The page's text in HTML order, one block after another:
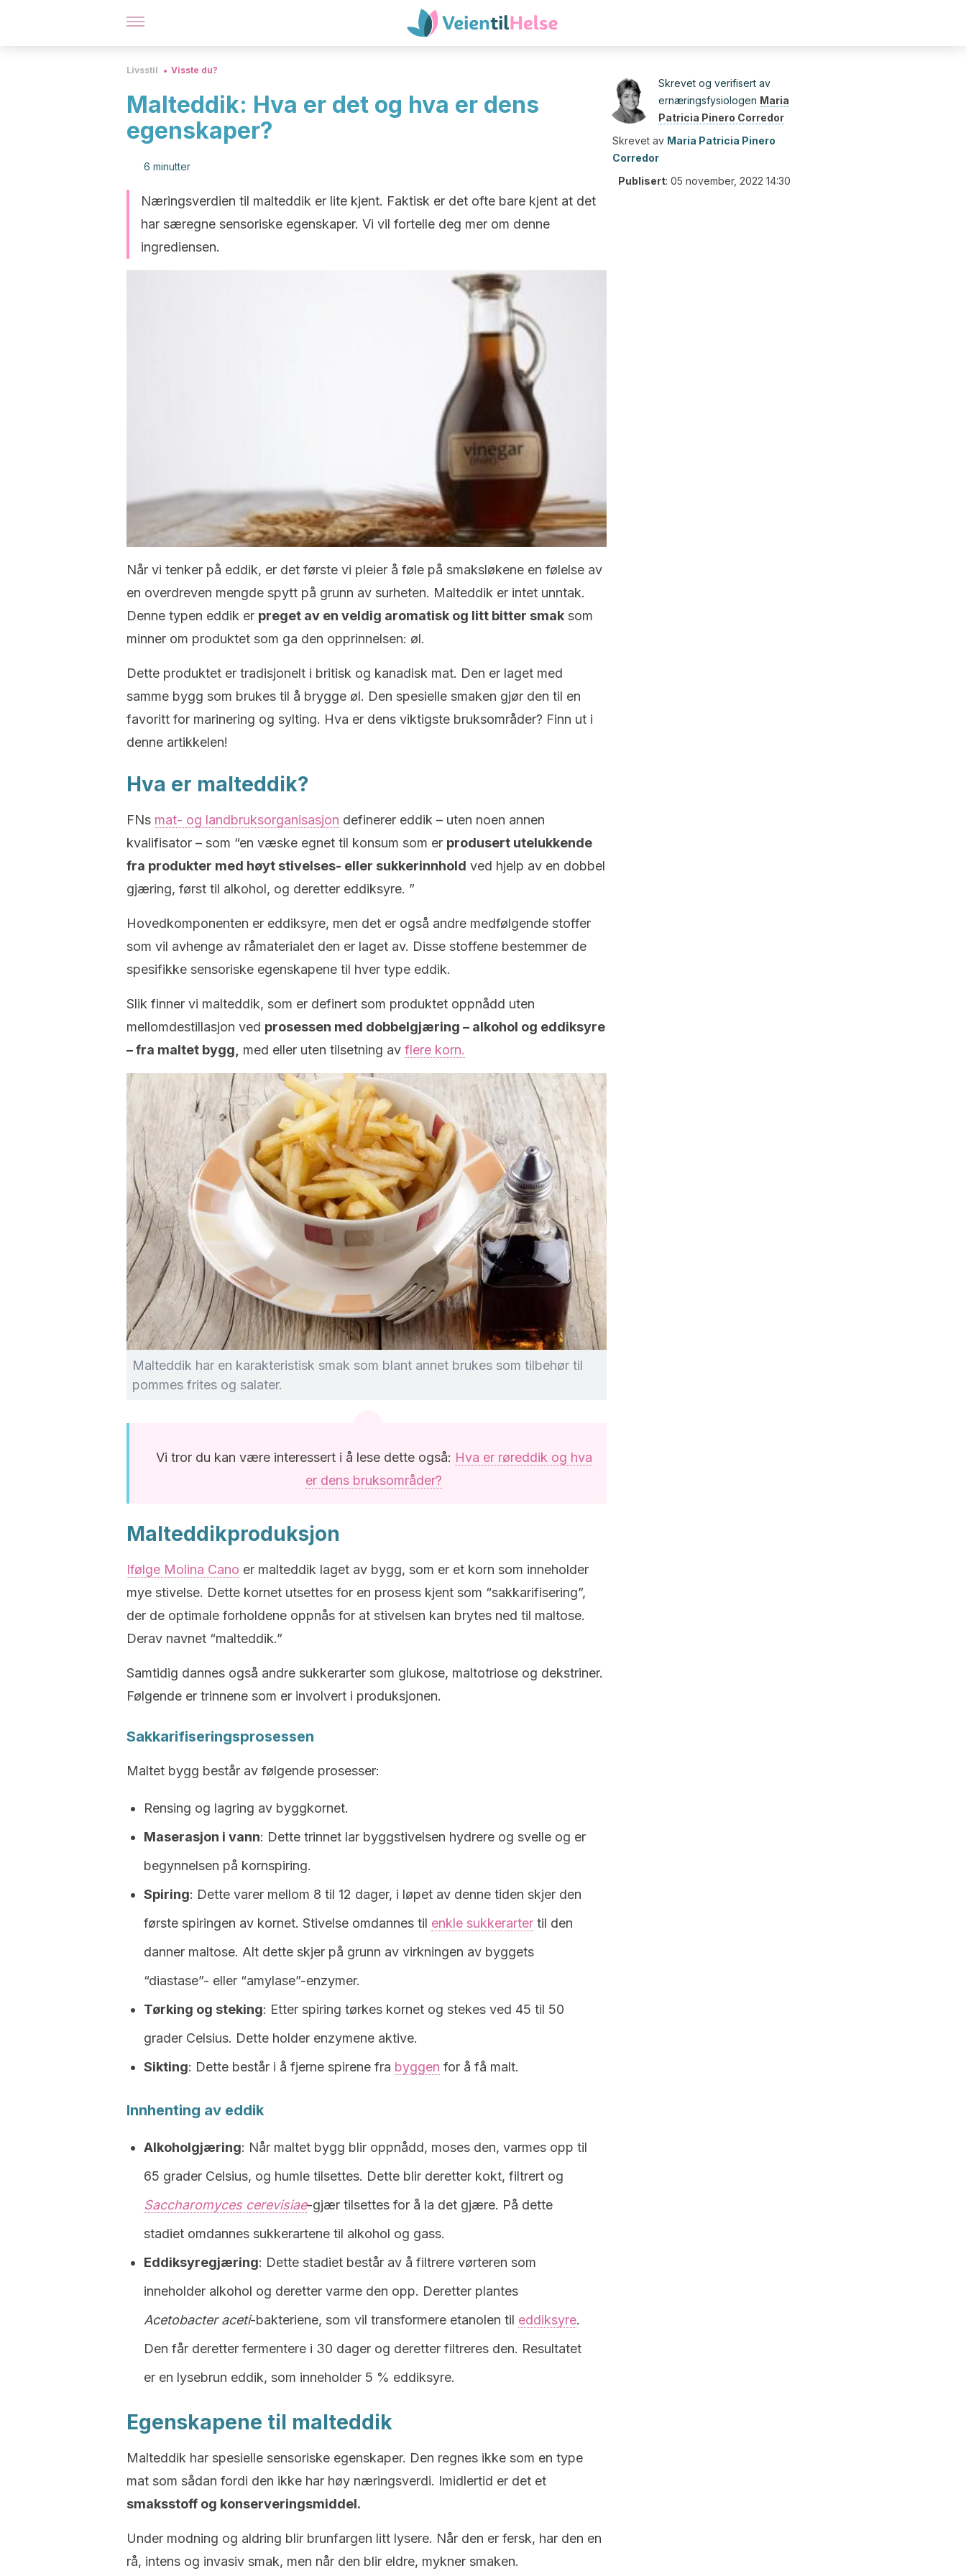
Livsstil Visste du?
Malteddik: Hva er det og hva er dens
egenskaper?
6 minutter
Næringsverdien til malteddik er lite kjent. Faktisk er det ofte bare kjent at det
har særegne sensoriske egenskaper. Vi vil fortelle deg mer om denne
ingrediensen.
Når vi tenker på eddik, er det første vi pleier å føle på smaksløkene en følelse av
en overdreven mengde spytt på grunn av surheten. Malteddik er intet unntak.
Denne typen eddik er preget av en veldig aromatisk og litt bitter smak som
minner om produktet som ga den opprinnelsen: øl.
Dette produktet er tradisjonelt i britisk og kanadisk mat. Den er laget med
samme bygg som brukes til å brygge øl. Den spesielle smaken gjør den til en
favoritt for marinering og sylting. Hva er dens viktigste bruksområder? Finn ut i
denne artikkelen!
Hva er malteddik?
FNs mat- og landbruksorganisasjon definerer eddik – uten noen annen
kvalifisator – som “en væske egnet til konsum som er produsert utelukkende
fra produkter med høyt stivelses- eller sukkerinnhold ved hjelp av en dobbel
gjæring, først til alkohol, og deretter eddiksyre. ”
Hovedkomponenten er eddiksyre, men det er også andre medfølgende stoffer
som vil avhenge av råmaterialet den er laget av. Disse stoffene bestemmer de
spesifikke sensoriske egenskapene til hver type eddik.
Slik finner vi malteddik, som er definert som produktet oppnådd uten
mellomdestillasjon ved prosessen med dobbelgjæring – alkohol og eddiksyre
– fra maltet bygg,
med eller uten tilsetning av flere korn.
Malteddik har en karakteristisk smak som blant annet brukes som tilbehør til
pommes frites og salater.
Vi tror du kan være interessert i å lese dette også: Hva er røreddik og hva
er dens bruksområder?
Malteddikproduksjon
Ifølge Molina Cano er malteddik laget av bygg, som er et korn som inneholder
mye stivelse. Dette kornet utsettes for en prosess kjent som “sakkarifisering”,
der de optimale forholdene oppnås for at stivelsen kan brytes ned til maltose.
Derav navnet “malteddik.”
Samtidig dannes også andre sukkerarter som glukose, maltotriose og dekstriner.
Følgende er trinnene som er involvert i produksjonen.
Sakkarifiseringsprosessen
Maltet bygg består av følgende prosesser:
Rensing og lagring av byggkornet.
Maserasjon i vann: Dette trinnet lar byggstivelsen hydrere og svelle og er
begynnelsen på kornspiring.
Spiring: Dette varer mellom 8 til 12 dager, i løpet av denne tiden skjer den
første spiringen av kornet. Stivelse omdannes til enkle sukkerarter til den
danner maltose. Alt dette skjer på grunn av virkningen av byggets
“diastase”- eller “amylase”-enzymer.
Tørking og steking: Etter spiring tørkes kornet og stekes ved 45 til 50
grader Celsius. Dette holder enzymene aktive.
Sikting: Dette består i å fjerne spirene fra byggen for å få malt.
Innhenting av eddik
Alkoholgjæring: Når maltet bygg blir oppnådd, moses den, varmes opp til
65 grader Celsius, og humle tilsettes. Dette blir deretter kokt, filtrert og
Saccharomyces cerevisiae-gjær tilsettes for å la det gjære. På dette
stadiet omdannes sukkerartene til alkohol og gass.
Eddiksyregjæring: Dette stadiet består av å filtrere vørteren som
inneholder alkohol og deretter varme den opp. Deretter plantes
Acetobacter aceti-bakteriene, som vil transformere etanolen til eddiksyre.
Den får deretter fermentere i 30 dager og deretter filtreres den. Resultatet
er en lysebrun eddik, som inneholder 5 % eddiksyre.
Egenskapene til malteddik
Malteddik har spesielle sensoriske egenskaper. Den regnes ikke som en type
mat som sådan fordi den ikke har høy næringsverdi. Imidlertid er det et
smaksstoff og konserveringsmiddel.
Under modning og aldring blir brunfargen litt lysere. Når den er fersk, har den en
rå, intens og invasiv smak, men når den blir eldre, mykner smaken.
Skrevet og verifisert av
ernæringsfysiologen Maria
Patricia Pinero Corredor
Skrevet av Maria Patricia Pinero
Corredor
Publisert: 05 november, 2022 14:30